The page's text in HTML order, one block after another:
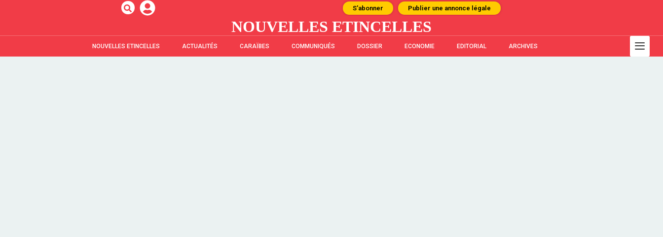
S'abonner Publier une annonce légale
NOUVELLES ETINCELLES
NOUVELLES ETINCELLES ACTUALITÉS CARAÏBES COMMUNIQUÉS DOSSIER ECONOMIE EDITORIAL ARCHIVES